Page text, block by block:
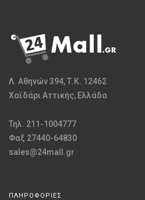
Λ. Αθηνών 394, Τ.Κ. 12462
Χαϊδάρι Αττικής, Ελλάδα
Τηλ. 211-1004777
Φαξ 27440-64830
sales@24mall.gr
ΠΛΗΡΟΦΟΡΙΕΣ